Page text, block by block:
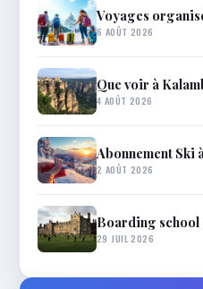
Voyages
6 AOÛT 2026
Que voir à
4 AOÛT 2026
Abonnement Ski
2 AOÛT 2026
Boarding school
29 JUIL 2026